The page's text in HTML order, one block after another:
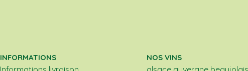
INFORMATIONS NOS VINS